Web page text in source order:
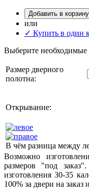
Добавить в корзину
или
✓ Купить в один
Выберите
Размер дверного
полотна:
Открывание:
В чём разница между
Возможно
размеров "под
изготовления 30-35
100% за двери на